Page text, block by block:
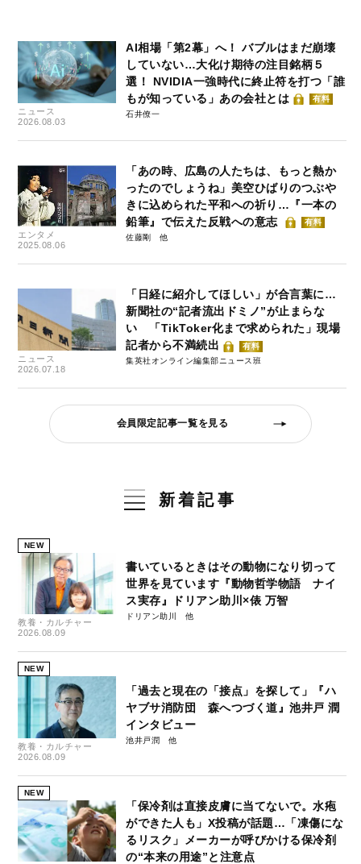
ニュース
2026.08.03
AI相場「第2幕」へ！ バブルはまだ崩壊
していない…大化け期待の注目銘柄５
選！ NVIDIA一強時代に終止符を打つ「誰
もが知っている」あの会社とは
有料
石井僚一
エンタメ
2025.08.06
「あの時、広島の人たちは、もっと熱か
ったのでしょうね」美空ひばりのつぶや
きに込められた平和への祈り…『一本の
鉛筆』で伝えた反戦への意志
有料
佐藤剛
ニュース
2026.07.18
「日経に紹介してほしい」が合言葉に…
新聞社の“記者流出ドミノ”が止まらな
い 「TikToker化まで求められた」現場
記者から不満続出
有料
集英社オンライン編集部ニュース班
会員限定記事一覧を見る
新着記事
NEW
教養・カルチャー
2026.08.09
書いているときはその動物になり切って
世界を見ています『動物哲学物語 ナイ
ス実存』ドリアン助川×俵 万智
ドリアン助川
NEW
教養・カルチャー
2026.08.09
「過去と現在の「接点」を探して」『ハ
ヤブサ消防団 森へつづく道』池井戸 潤
インタビュー
池井戸潤
NEW
「保冷剤は直接皮膚に当てないで。水疱
ができた人も」X投稿が話題…「凍傷にな
るリスク」メーカーが呼びかける保冷剤
の“本来の用途”と注意点